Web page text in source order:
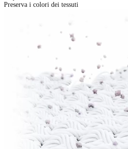
Preserva i colori dei tessuti